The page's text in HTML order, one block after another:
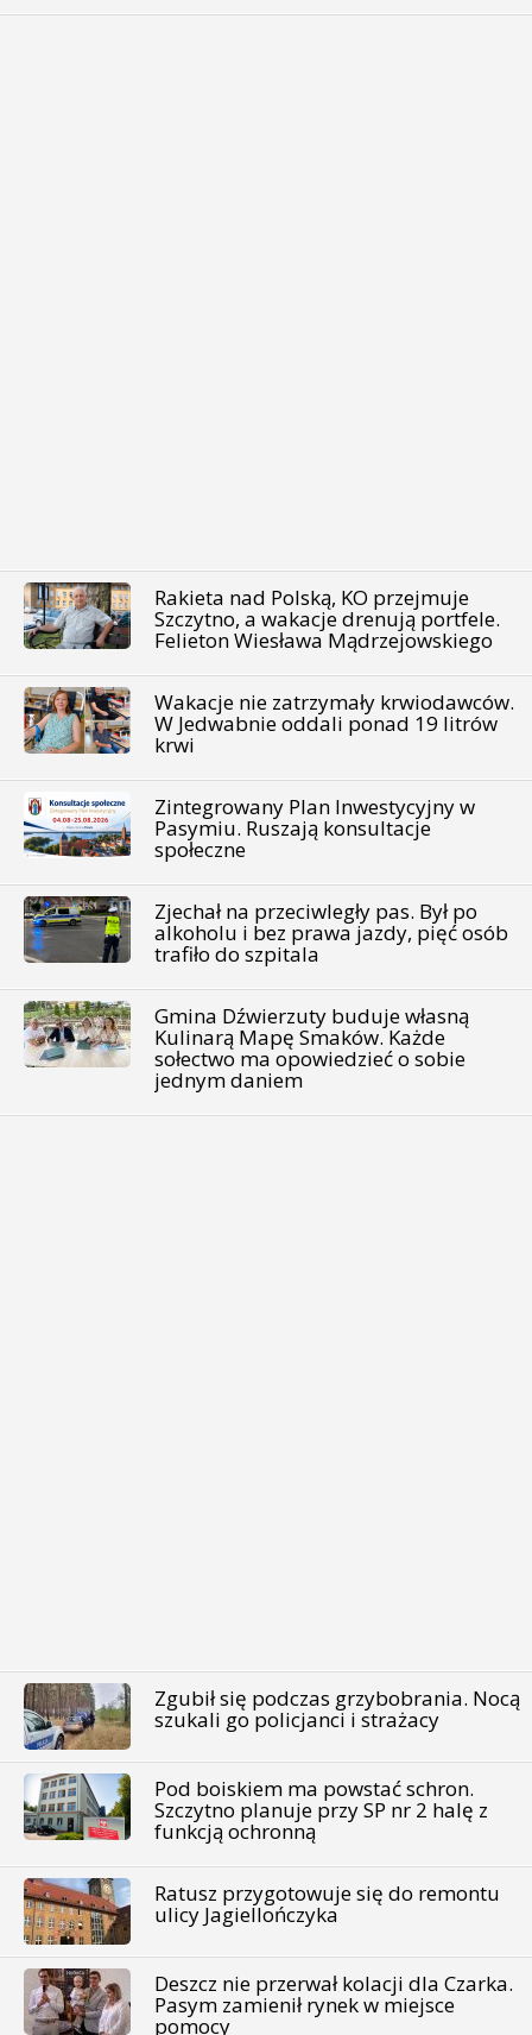
Rakieta nad Polską, KO przejmuje
Szczytno, a wakacje drenują portfele.
Felieton Wiesława Mądrzejowskiego
Wakacje nie zatrzymały krwiodawców.
W Jedwabnie oddali ponad 19 litrów
krwi
Zintegrowany Plan Inwestycyjny w
Pasymiu. Ruszają konsultacje
społeczne
Zjechał na przeciwległy pas. Był po
alkoholu i bez prawa jazdy, pięć osób
trafiło do szpitala
Gmina Dźwierzuty buduje własną
Kulinarą Mapę Smaków. Każde
sołectwo ma opowiedzieć o sobie
jednym daniem
Zgubił się podczas grzybobrania. Nocą
szukali go policjanci i strażacy
Pod boiskiem ma powstać schron.
Szczytno planuje przy SP nr 2 halę z
funkcją ochronną
Ratusz przygotowuje się do remontu
ulicy Jagiellończyka
Deszcz nie przerwał kolacji dla Czarka.
Pasym zamienił rynek w miejsce
pomocy